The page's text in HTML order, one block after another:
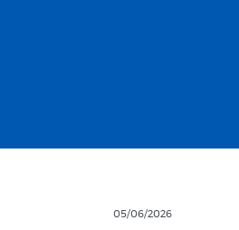
05/06/2026